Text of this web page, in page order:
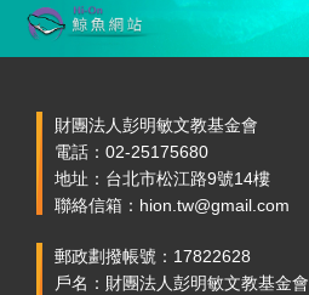
財團法人彭明敏文教基金會
電話：02-25175680
地址：台北市松江路9號14樓
聯絡信箱：hion.tw@gmail.com
郵政劃撥帳號：17822628
戶名：財團法人彭明敏文教基金會